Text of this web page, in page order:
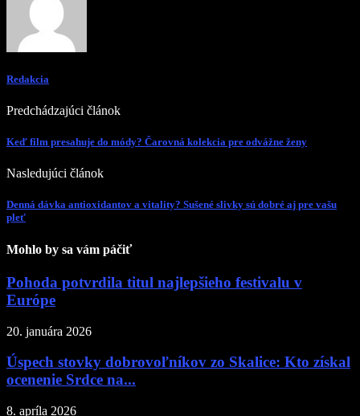
Redakcia
Predchádzajúci článok
Keď film presahuje do módy? Čarovná kolekcia pre odvážne ženy
Nasledujúci článok
Denná dávka antioxidantov a vitality? Sušené slivky sú dobré aj pre vašu
pleť
Mohlo by sa vám páčiť
Pohoda potvrdila titul najlepšieho festivalu v
Európe
20. januára 2026
Úspech stovky dobrovoľníkov zo Skalice: Kto získal
ocenenie Srdce na...
8. apríla 2026